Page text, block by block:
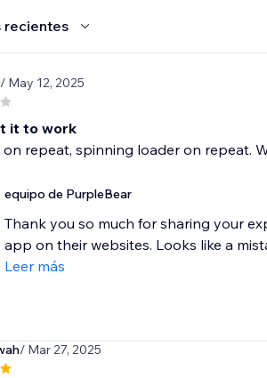
recientes
/ May 12, 2025
it to work
repeat, spinning loader on repeat.
equipo de PurpleBear
Thank you so much for sharing your
app on their websites. Looks like a
Leer más
/ Mar 27, 2025